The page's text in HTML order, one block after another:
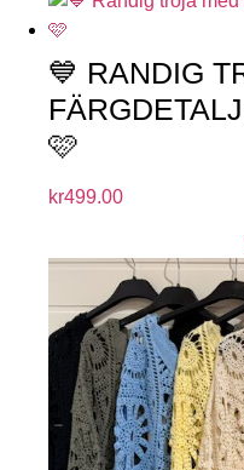
💙 RANDIG
🩷
kr499.00